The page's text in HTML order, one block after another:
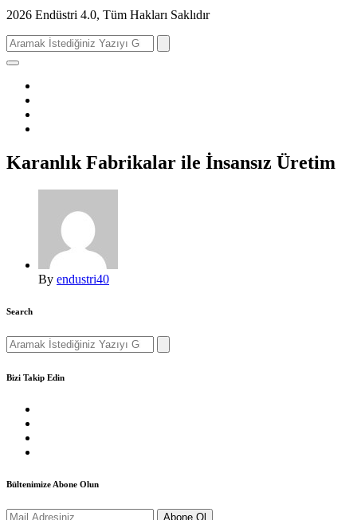
2026 Endüstri 4.0, Tüm Hakları Saklıdır
Search
for:
Karanlık Fabrikalar ile İnsansız Üretim
By endustri40
Search
Search
for:
Bizi Takip Edin
Bültenimize Abone Olun